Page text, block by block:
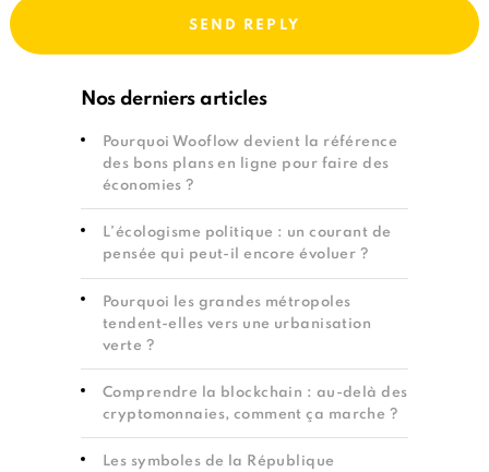
Nos derniers articles
Pourquoi Wooflow devient la référence
des bons plans en ligne pour faire des
économies ?
L’écologisme politique : un courant de
pensée qui peut-il encore évoluer ?
Pourquoi les grandes métropoles
tendent-elles vers une urbanisation
verte ?
Comprendre la blockchain : au-delà des
cryptomonnaies, comment ça marche ?
Les symboles de la République